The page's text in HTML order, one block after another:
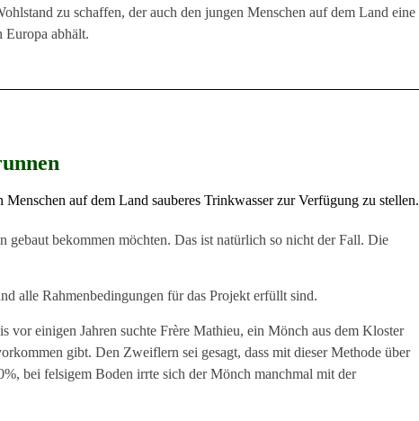
zu schaffen, der auch den jungen Menschen auf dem Land eine
Europa abhält.
auf dem Land sauberes Trinkwasser zur Verfügung zu stellen.
bekommen möchten. Das ist natürlich so nicht der Fall. Die
alle Rahmenbedingungen für das Projekt erfüllt sind.
vor einigen Jahren suchte Frère Mathieu, ein Mönch aus dem Kloster
gibt. Den Zweiflern sei gesagt, dass mit dieser Methode über
bei felsigem Boden irrte sich der Mönch manchmal mit der